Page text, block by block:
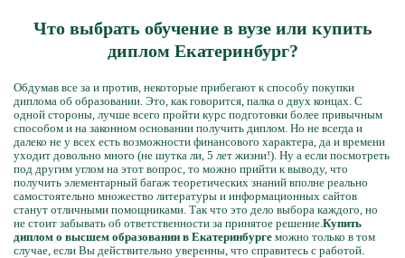
Что выбрать обучение в вузе или купить
диплом Екатеринбург?
Обдумав все за и против, некоторые прибегают к способу покупки
диплома об образовании. Это, как говорится, палка о двух концах. С
одной стороны, лучше всего пройти курс подготовки более привычным
способом и на законном основании получить диплом. Но не всегда и
далеко не у всех есть возможности финансового характера, да и времени
уходит довольно много (не шутка ли, 5 лет жизни!). Ну а если посмотреть
под другим углом на этот вопрос, то можно прийти к выводу, что
получить элементарный багаж теоретических знаний вполне реально
самостоятельно множество литературы и информационных сайтов
станут отличными помощниками. Так что это дело выбора каждого, но
не стоит забывать об ответственности за принятое решение.Купить
диплом о высшем образовании в Екатеринбурге можно только в том
случае, если Вы действительно уверенны, что справитесь с работой.